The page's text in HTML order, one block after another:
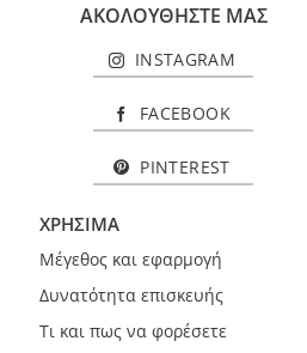
ΑΚΟΛΟΥΘΗΣΤΕ ΜΑΣ
INSTAGRAM
FACEBOOK
PINTEREST
ΧΡΗΣΙΜΑ
Μέγεθος και εφαρμογή
Δυνατότητα επισκευής
Τι και πως να φορέσετε